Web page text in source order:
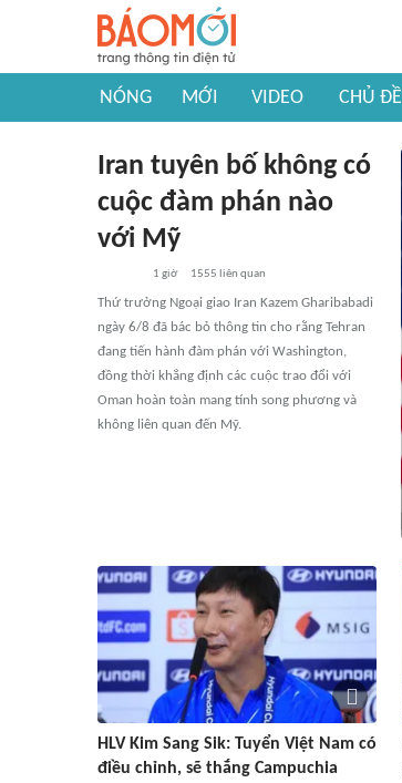
NÓNG MỚI VIDEO CHỦ ĐỀ
Iran tuyên bố không có
cuộc đàm phán nào
với Mỹ
1 giờ 1555 liên quan
Thứ trưởng Ngoại giao Iran Kazem Gharibabadi
ngày 6/8 đã bác bỏ thông tin cho rằng Tehran
đang tiến hành đàm phán với Washington,
đồng thời khẳng định các cuộc trao đổi với
Oman hoàn toàn mang tính song phương và
không liên quan đến Mỹ.
HLV Kim Sang Sik: Tuyển Việt Nam có
điều chỉnh, sẽ thắng Campuchia